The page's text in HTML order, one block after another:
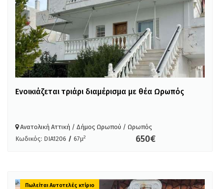
Ενοικιάζεται τριάρι διαμέρισμα με θέα Ωρωπός
Ανατολική Αττική / Δήμος Ωρωπού / Ωρωπός
Κωδικός: DIA1206 / 67μ2 650€
Πωλείται Αυτοτελές κτίριο